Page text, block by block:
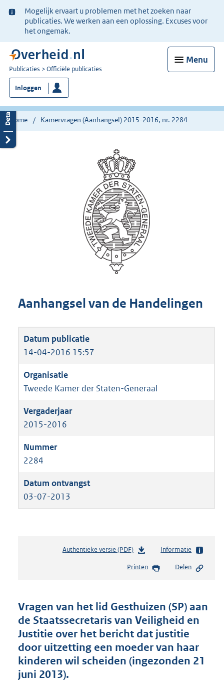
Ter
informatie:
Mogelijk ervaart u problemen met het zoeken naar
publicaties. We werken aan een oplossing. Excuses voor
het ongemak.
Menu
U
bent
nu
hier:
Publicaties Officiële publicaties
Inloggen
Home Kamervragen (Aanhangsel) 2015-2016, nr. 2284
Aanhangsel van de Handelingen
14-04-2016 15:57
Tweede Kamer der Staten-Generaal
2015-2016
2284
03-07-2013
Authentieke versie (PDF)b
s
n
d
s
g
r
o
o
Informatie
Printen Delen
Vragen van het lid Gesthuizen (SP) aan
de Staatssecretaris van Veiligheid en
Justitie over het bericht dat justitie
door uitzetting een moeder van haar
kinderen wil scheiden (ingezonden 21
juni 2013).